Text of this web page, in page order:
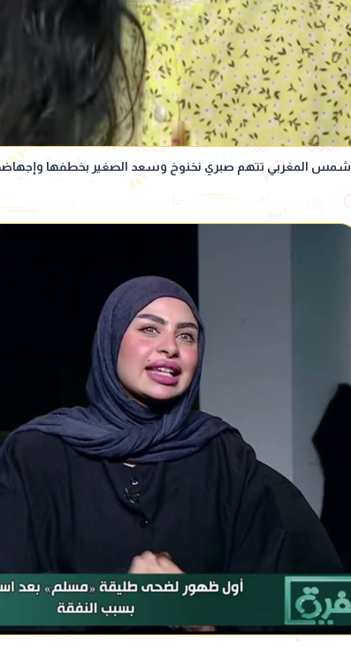
شمس المغربي تتهم صبري نخنوخ وسعد الصغير بخطفها